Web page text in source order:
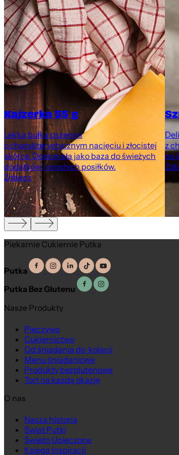
Kajzerka 55 g
Lekka bułka pszenna
o charakterystycznym nacięciu i złocistej
skórce. Doskonała jako baza do świeżych
dodatków i prostych posiłków.
Zobacz
z
po
Piekarnie Cukiernie Putka
Putka
Putka Bez Glutenu
Nasze Produkty
Pieczywo
Cukiernictwo
Od śniadania do kolacji
Menu śniadaniowe
Produkty bezglutenowe
Tort na każdą okazję
O nas
Nasza historia
Świat Putki
Świeżo Upieczone
Księga Inspiracji